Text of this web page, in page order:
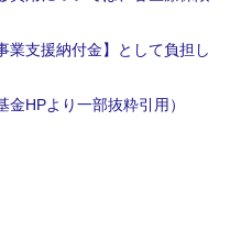
業支援納付金】として負担し
金HPより一部抜粋引用）